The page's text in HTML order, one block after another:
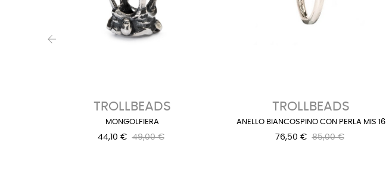
TROLLBEADS
MONGOLFIERA
44,10 € 49,00 €
TROLLBEADS
ANELLO BIANCOSPINO CON PERLA MIS 16
76,50 € 85,00 €